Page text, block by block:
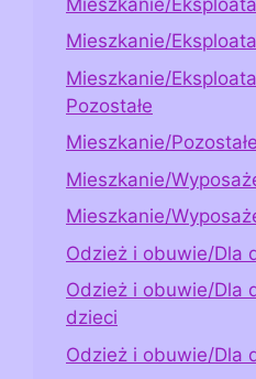
Mieszkanie/
Mieszkanie/
Pozostałe
Mieszkanie/Pozostałe
Mieszkanie/
Mieszkanie/
Odzież i obuwie/Dla
Odzież i obuwie/Dla
dzieci
Odzież i obuwie/Dla